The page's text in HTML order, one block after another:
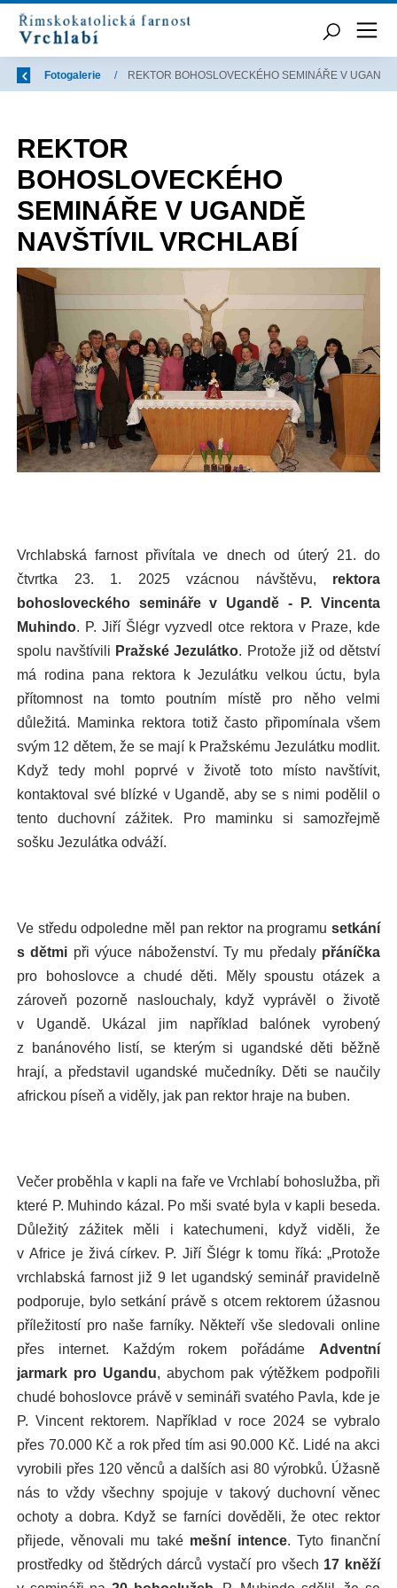
Zpět
Úvod /
Fotogalerie /
REKTOR
BOHOSLOVECKÉHO
SEMINÁŘE V UGANDĚ
NAVŠTÍVIL VRCHLABÍ
Vrchlabská farnost přivítala ve dnech od úterý 21. do
čtvrtka 23. 1. 2025 vzácnou návštěvu, rektora
bohosloveckého semináře v Ugandě - P. Vincenta
Muhindo. P. Jiří Šlégr vyzvedl otce rektora v Praze, kde
spolu navštívili Pražské Jezulátko. Protože již od dětství
má rodina pana rektora k Jezulátku velkou úctu, byla
přítomnost na tomto poutním místě pro něho velmi
důležitá. Maminka rektora totiž často připomínala všem
svým 12 dětem, že se mají k Pražskému Jezulátku modlit.
Když tedy mohl poprvé v životě toto místo navštívit,
kontaktoval své blízké v Ugandě, aby se s nimi podělil o
tento duchovní zážitek. Pro maminku si samozřejmě
sošku Jezulátka odváží.
Ve středu odpoledne měl pan rektor na programu setkání
s dětmi při výuce náboženství. Ty mu předaly přáníčka
pro bohoslovce a chudé děti. Měly spoustu otázek a
zároveň pozorně naslouchaly, když vyprávěl o životě
v Ugandě. Ukázal jim například balónek vyrobený
z banánového listí, se kterým si ugandské děti běžně
hrají, a představil ugandské mučedníky. Děti se naučily
africkou píseň a viděly, jak pan rektor hraje na buben.
Večer proběhla v kapli na faře ve Vrchlabí bohoslužba, při
které P. Muhindo kázal. Po mši svaté byla v kapli beseda.
Důležitý zážitek měli i katechumeni, když viděli, že
v Africe je živá církev. P. Jiří Šlégr k tomu říká: „Protože
vrchlabská farnost již 9 let ugandský seminář pravidelně
podporuje, bylo setkání právě s otcem rektorem úžasnou
příležitostí pro naše farníky. Někteří vše sledovali online
přes internet. Každým rokem pořádáme Adventní
jarmark pro Ugandu, abychom pak výtěžkem podpořili
chudé bohoslovce právě v semináři svatého Pavla, kde je
P. Vincent rektorem. Například v roce 2024 se vybralo
přes 70.000 Kč a rok před tím asi 90.000 Kč. Lidé na akci
vyrobili přes 120 věnců a dalších asi 80 výrobků. Úžasně
nás to vždy všechny spojuje v takový duchovní věnec
ochoty a dobra. Když se farníci dověděli, že otec rektor
přijede, věnovali mu také mešní intence. Tyto finanční
prostředky od štědrých dárců vystačí pro všech 17 kněží